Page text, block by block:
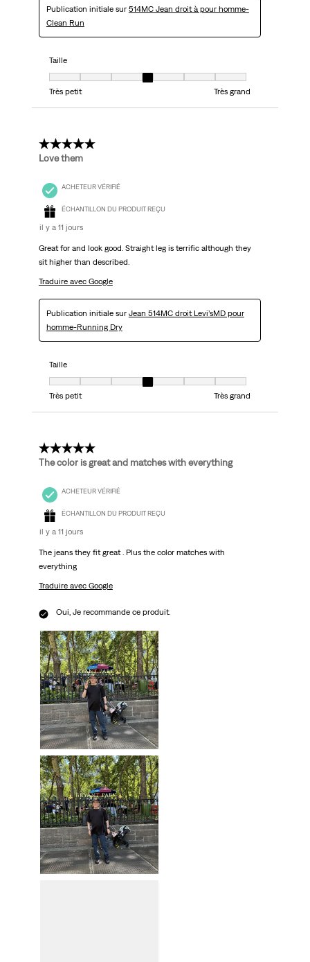
Publication initiale sur 514MC Jean droit à pour homme-
Clean Run
Taille
Taille, 4 sur 7, où 1 est égal à Très petit et 7 est égal à Très grand
Très petit
Très grand
5 étoile(s) sur 5.
Love them
ACHETEUR VÉRIFIÉ
ÉCHANTILLON DU PRODUIT REÇU
il y a 11 jours
Great for and look good. Straight leg is terrific although they
sit higher than described.
Traduire avec Google
Publication initiale sur Jean 514MC droit Levi’sMD pour
homme-Running Dry
Taille
Taille, 4 sur 7, où 1 est égal à Très petit et 7 est égal à Très grand
Très petit
Très grand
5 étoile(s) sur 5.
The color is great and matches with everything
ACHETEUR VÉRIFIÉ
ÉCHANTILLON DU PRODUIT REÇU
il y a 11 jours
The jeans they fit great . Plus the color matches with
everything
Traduire avec Google
Oui, Je recommande ce produit.